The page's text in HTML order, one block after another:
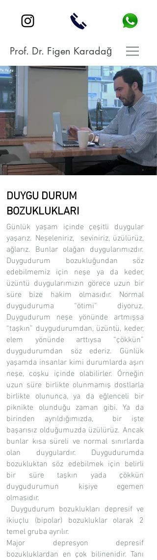
Prof. Dr. Figen Karadağ
DUYGU DURUM
BOZUKLUKLARI
Günlük yaşam içinde çeşitli duygular
yaşarız. Neşeleniriz, seviniriz, üzülürüz,
ağlarız. Bunlar olağan duygularımızdır.
Duygudurum bozukluğundan söz
edebilmemiz için neşe ya da keder,
üzüntü duygularımızın görece uzun bir
süre bize hakim olmasıdır. Normal
duyguduruma “ötimi” diyoruz.
Duygudurum neşe yönünde artmışsa
“taşkın” duygudurumdan, üzüntü, keder,
elem yönünde arttıysa “çökkün”
duygudurumdan söz ederiz. Günlük
yaşamda insanlar kimi durumlarda aşırı
neşe, coşku içinde olabilirler. Örneğin
uzun süre birlikte olunmamış dostlarla
birlikte olununca, ya da eğlenceli bir
piknikte olunduğu zaman gibi. Ya da
birinden ayrıldığımızda, bir işte
başarısız olduğumuzda üzülürüz. Ancak
bunlar kısa süreli ve normal sınırlarda
olan duygulardır. Duygudurumda
bozukluktan söz edebilmek için belirli
bir süre taşkın yada çökkün
duygudurumun kişiye egemen
olmasıdır.
Duygudurum bozuklukları depresif ve
ikiuçlu (bipolar) bozukluklar olarak 2
temel gruba ayrılır.
Major depresyon depresif
bozukluklardan en çok bilinenidir. Tanı